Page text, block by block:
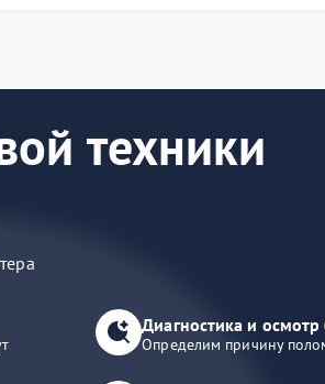
техники
Диагностика и осмотр
Определим причину